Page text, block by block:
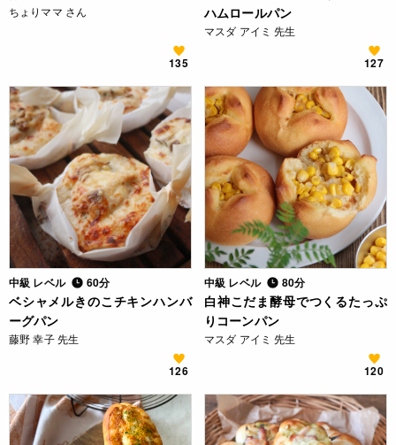
ちょりママ さん
135
ハムロールパン
マスダ アイミ 先生
127
中級 レベル 60分
ベシャメルきのこチキンハンバ
ーグパン
藤野 幸子 先生
126
中級 レベル 80分
白神こだま酵母でつくるたっぷ
りコーンパン
マスダ アイミ 先生
120